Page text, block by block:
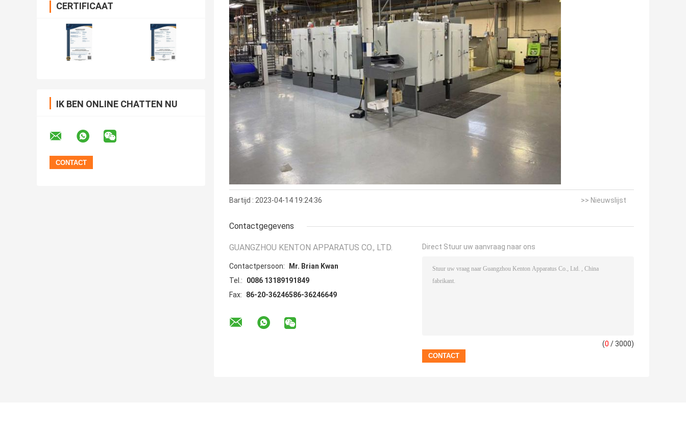
CERTIFICAAT
IK BEN ONLINE CHATTEN NU
Bartijd : 2023-04-14 19:24:36 >> Nieuwslijst
Contactgegevens
GUANGZHOU KENTON APPARATUS CO., LTD.
Contactpersoon:
Mr. Brian Kwan
Tel.:
0086 13189191849
Fax:
86-20-36246586-36246649
Direct Stuur uw aanvraag naar ons
(0 / 3000)